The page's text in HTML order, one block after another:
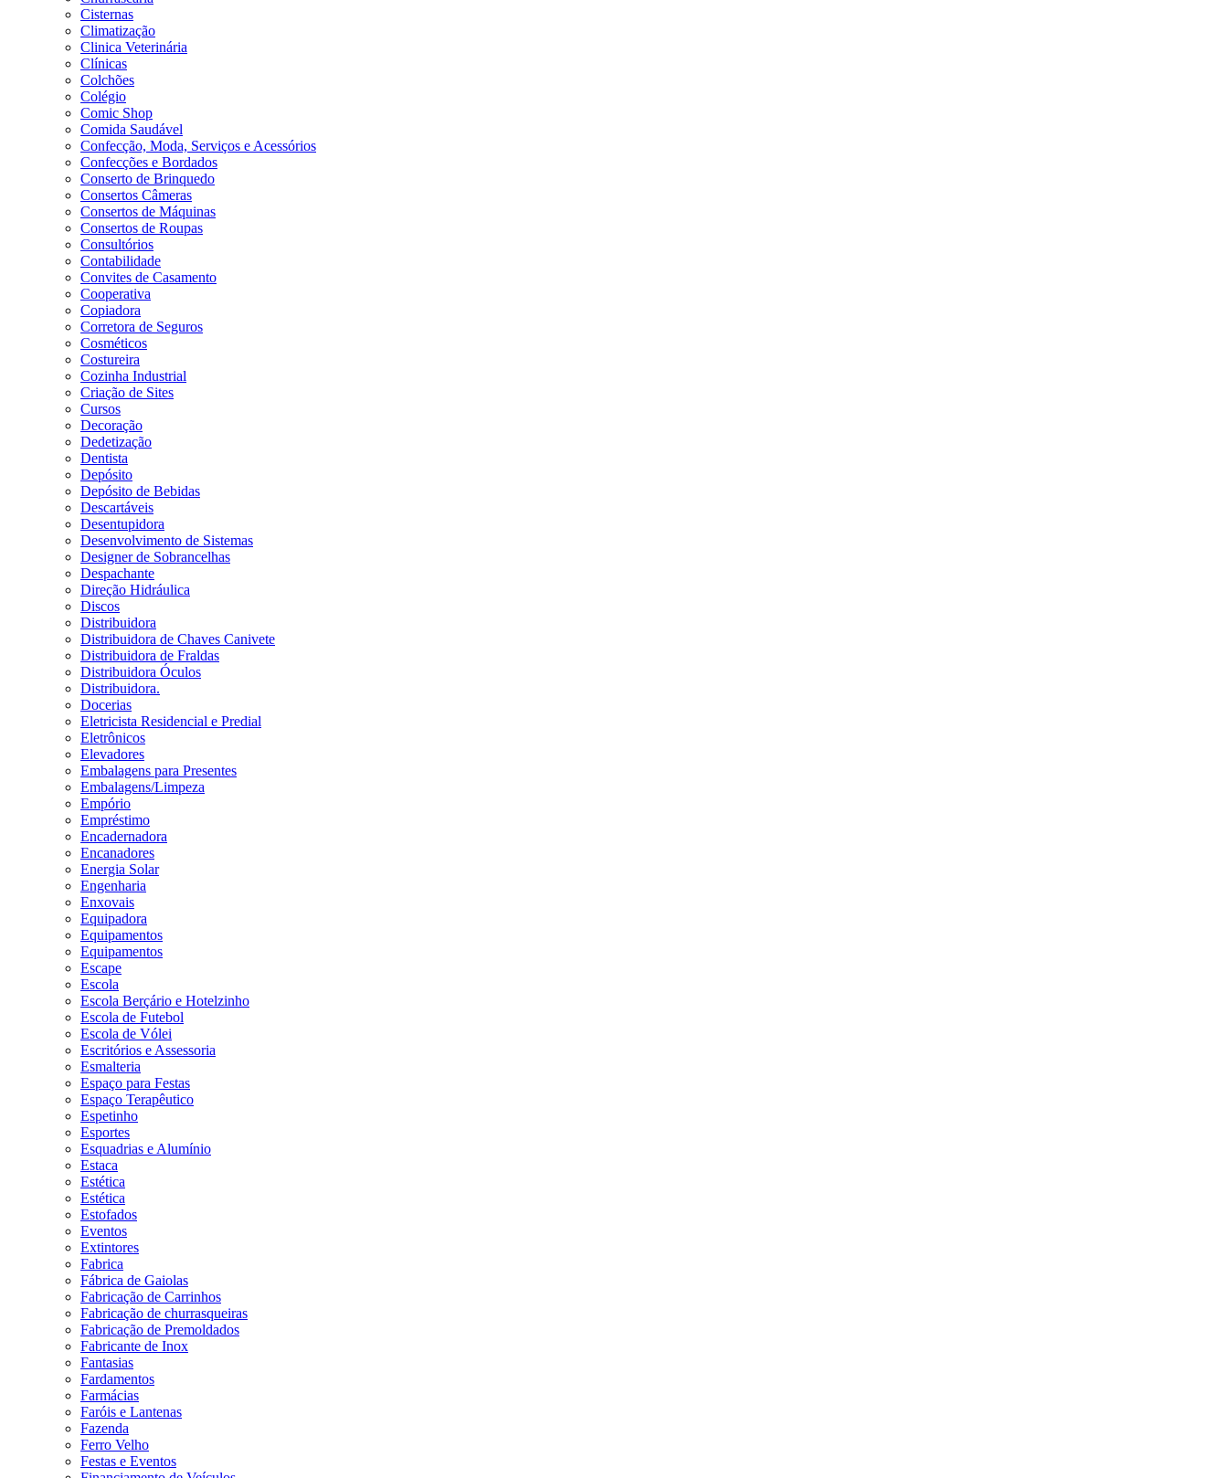
Cisternas
Climatização
Clinica Veterinária
Clínicas
Colchões
Colégio
Comic Shop
Comida Saudável
Confecção, Moda, Serviços e Acessórios
Confecções e Bordados
Conserto de Brinquedo
Consertos Câmeras
Consertos de Máquinas
Consertos de Roupas
Consultórios
Contabilidade
Convites de Casamento
Cooperativa
Copiadora
Corretora de Seguros
Cosméticos
Costureira
Cozinha Industrial
Criação de Sites
Cursos
Decoração
Dedetização
Dentista
Depósito
Depósito de Bebidas
Descartáveis
Desentupidora
Desenvolvimento de Sistemas
Designer de Sobrancelhas
Despachante
Direção Hidráulica
Discos
Distribuidora
Distribuidora de Chaves Canivete
Distribuidora de Fraldas
Distribuidora Óculos
Distribuidora.
Docerias
Eletricista Residencial e Predial
Eletrônicos
Elevadores
Embalagens para Presentes
Embalagens/Limpeza
Empório
Empréstimo
Encadernadora
Encanadores
Energia Solar
Engenharia
Enxovais
Equipadora
Equipamentos
Equipamentos
Escape
Escola
Escola Berçário e Hotelzinho
Escola de Futebol
Escola de Vólei
Escritórios e Assessoria
Esmalteria
Espaço para Festas
Espaço Terapêutico
Espetinho
Esportes
Esquadrias e Alumínio
Estaca
Estética
Estética
Estofados
Eventos
Extintores
Fabrica
Fábrica de Gaiolas
Fabricação de Carrinhos
Fabricação de churrasqueiras
Fabricação de Premoldados
Fabricante de Inox
Fantasias
Fardamentos
Farmácias
Faróis e Lantenas
Fazenda
Ferro Velho
Festas e Eventos